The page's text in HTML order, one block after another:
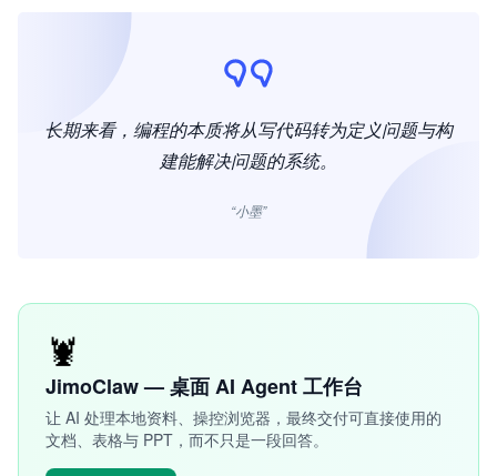
长期来看，编程的本质将从写代码转为定义问题与构
建能解决问题的系统。
“小墨”
🦞
JimoClaw — 桌面 AI Agent 工作台
让 AI 处理本地资料、操控浏览器，最终交付可直接使用的
文档、表格与 PPT，而不只是一段回答。